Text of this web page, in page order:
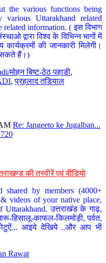
the various functions being
Uttarakhand related
related information. ( इस विभाग
द्वारा विश्व के विभिन्न भागों में
की जानकारी मिलेगी।
सकते हैं।)
मोहन बिष्ट-ठेठ पहाडी,
,प्रहलाद तडियाल
Re: Jangeeto ke Jugalban...
की तस्वीरें एवं वीडियो
shared by members (4000+
videos of your native place,
Uttarakhand. उत्तराखंड के गाढ़,
हिसालू-काफल-किलमोड़ी, पर्वत,
आइये देखिये ..और आप भी
Rawat